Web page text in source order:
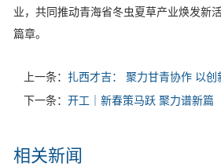
业，共同推动青海省冬虫夏草产业焕发新
篇章。
上一条： 扎西才吉： 聚力甘青协作 以
下一条： 开工｜新春策马跃 聚力谱新篇
相关新闻